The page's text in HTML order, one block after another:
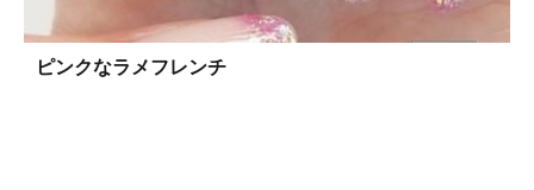
ピンクなラメフレンチ